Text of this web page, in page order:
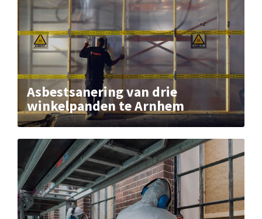
Asbestsanering van drie
winkelpanden te Arnhem